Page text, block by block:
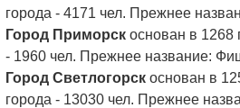
города - 4171 чел. Прежнее
Город Приморск основан в 1268
- 1960 чел. Прежнее название:
Город Светлогорск основан в
города - 13030 чел. Прежнее